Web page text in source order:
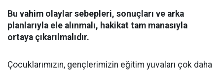
Bu vahim olaylar sebepleri, sonuçları ve arka
planlarıyla ele alınmalı, hakikat tam manasıyla
ortaya çıkarılmalıdır.
Çocuklarımızın, gençlerimizin eğitim yuvaları çok daha